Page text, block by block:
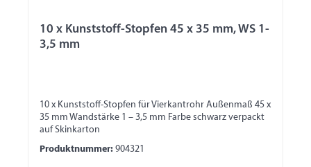
10 x Kunststoff-Stopfen 45 x 35 mm, WS 1-
3,5 mm
10 x Kunststoff-Stopfen für Vierkantrohr Außenmaß 45 x
35 mm Wandstärke 1 – 3,5 mm Farbe schwarz verpackt
auf Skinkarton
Produktnummer: 904321